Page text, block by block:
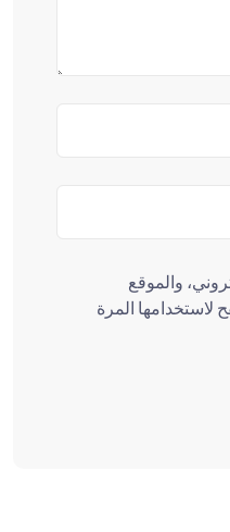
والموقع
لاستخدامها المرة